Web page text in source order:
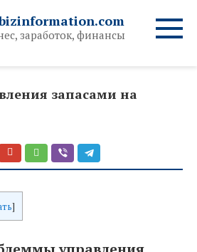
заработок, финансы
запасами на
]